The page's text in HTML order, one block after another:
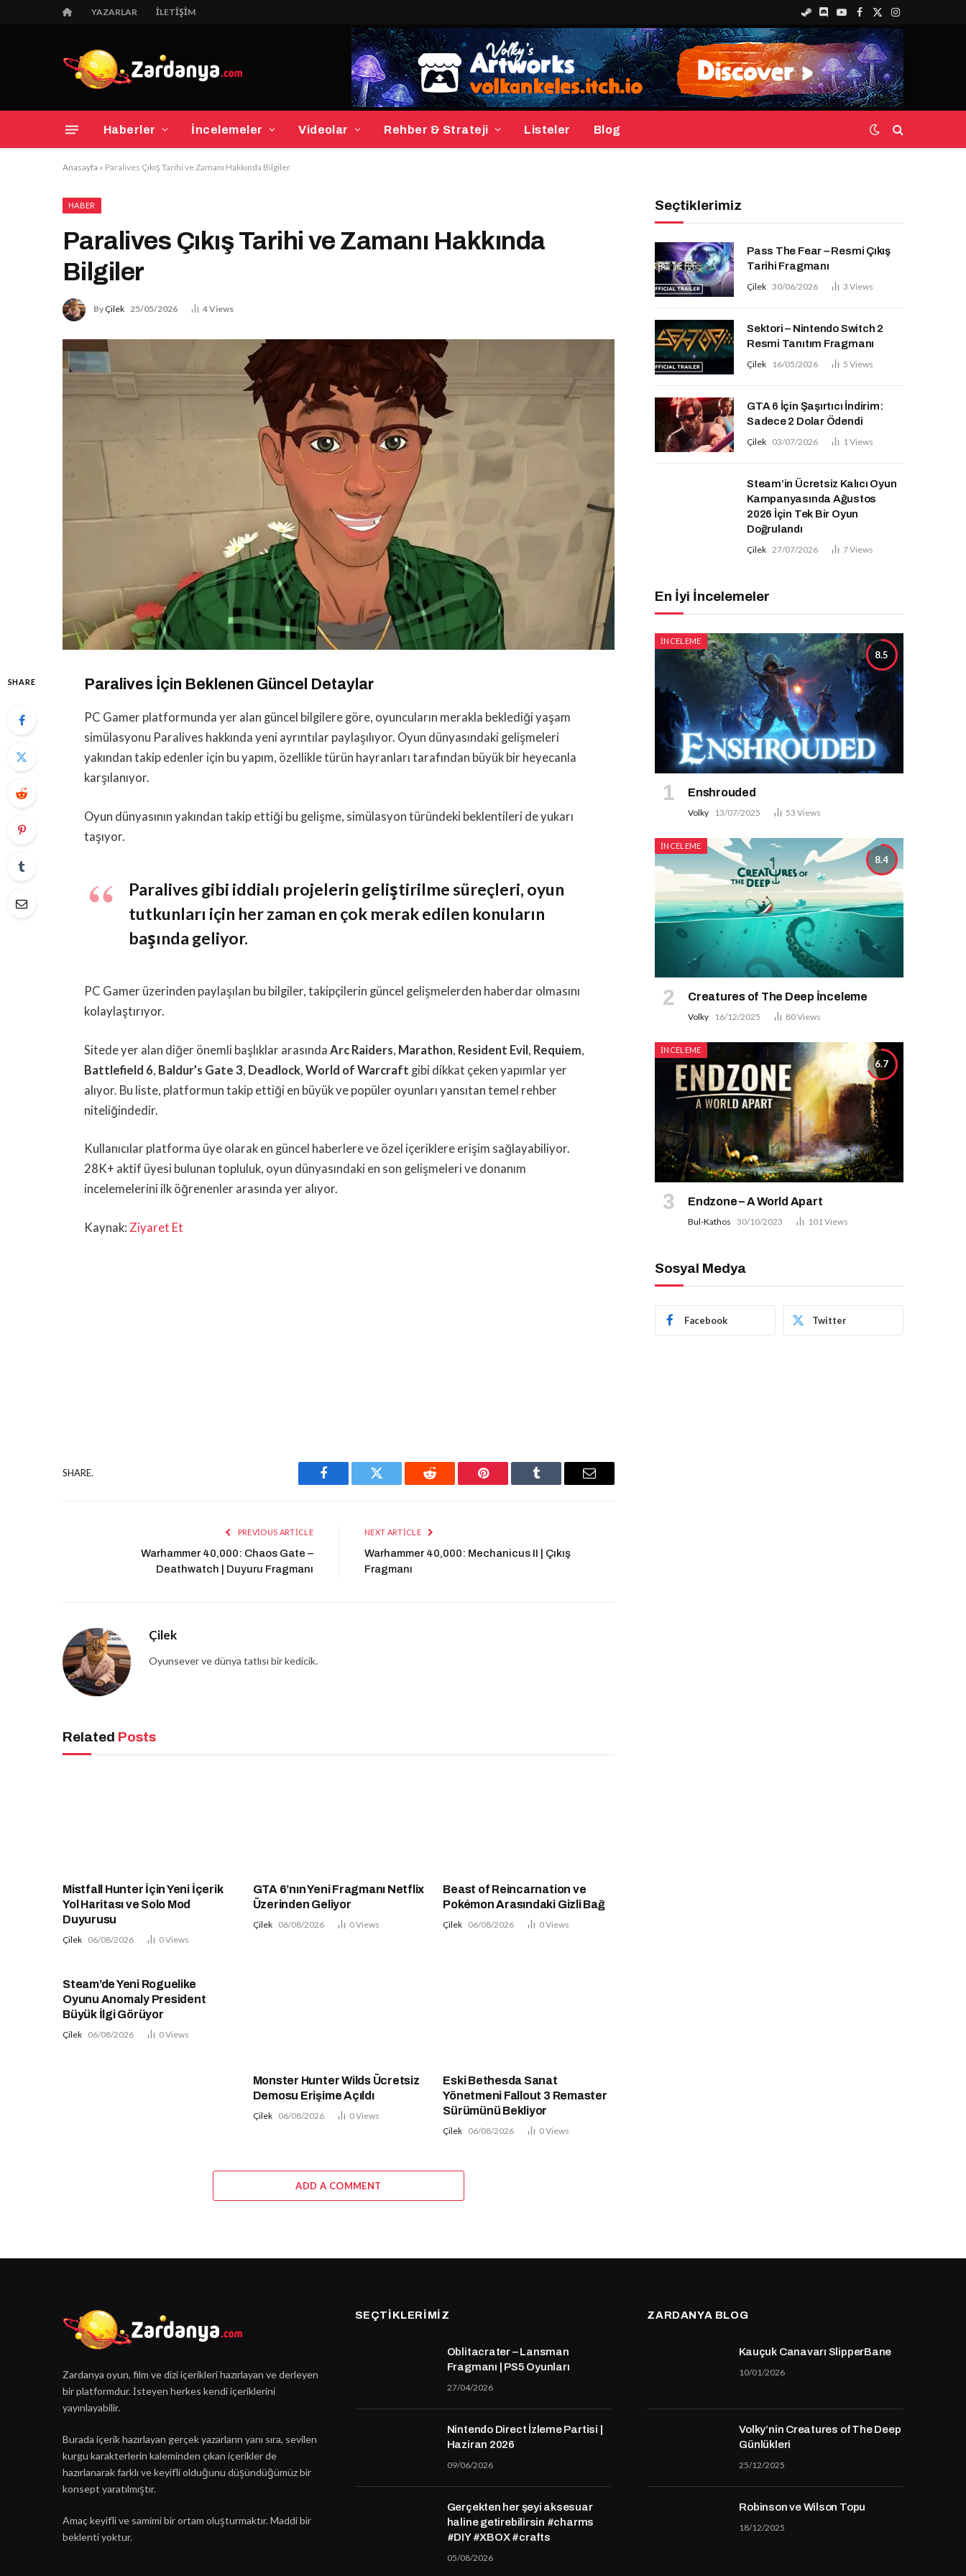
YAZARLAR İLETIŞIM
SteamDiscordYouTube
Facebook
X
(Twitter)
Instagram
Haberler İncelemeler Videolar Rehber & Strateji Listeler Blog
Anasayfa » Paralives Çıkış Tarihi ve Zamanı Hakkında Bilgiler
HABER
Paralives Çıkış Tarihi ve Zamanı Hakkında
Bilgiler
By Çilek 25/05/2026 4Views
SHARE Paralives İçin Beklenen Güncel Detaylar
PC Gamer platformunda yer alan güncel bilgilere göre, oyuncuların merakla beklediği yaşam
simülasyonu Paralives hakkında yeni ayrıntılar paylaşılıyor. Oyun dünyasındaki gelişmeleri
yakından takip edenler için bu yapım, özellikle türün hayranları tarafından büyük bir heyecanla
karşılanıyor.
Oyun dünyasının yakından takip ettiği bu gelişme, simülasyon türündeki beklentileri de yukarı
taşıyor.
Paralives gibi iddialı projelerin geliştirilme süreçleri, oyun
tutkunları için her zaman en çok merak edilen konuların
başında geliyor.
PC Gamer üzerinden paylaşılan bu bilgiler, takipçilerin güncel gelişmelerden haberdar olmasını
kolaylaştırıyor.
Sitede yer alan diğer önemli başlıklar arasındaArc Raiders, Marathon, Resident Evil, Requiem,
Battlefield 6, Baldur’s Gate 3, Deadlock,World of Warcraft gibi dikkat çeken yapımlar yer
alıyor. Bu liste, platformun takip ettiği en büyük ve popüler oyunları yansıtan temel rehber
niteliğindedir.
Kullanıcılar platforma üye olarak en güncel haberlere ve özel içeriklere erişim sağlayabiliyor.
28K+ aktif üyesi bulunan topluluk, oyun dünyasındaki en son gelişmeleri ve donanım
incelemelerini ilk öğrenenler arasında yer alıyor.
Kaynak: Ziyaret Et
SHARE.
Facebook Twitter Reddit Pinterest Tumblr Email
PREVIOUS ARTICLE
Warhammer 40,000: Chaos Gate –
Deathwatch | Duyuru Fragmanı
NEXT ARTICLE
Warhammer 40,000: Mechanicus II | Çıkış
Fragmanı
Çilek
Oyunsever ve dünya tatlısı bir kedicik.
Related Posts
Mistfall Hunter İçin Yeni İçerik
Yol Haritası ve Solo Mod
Duyurusu
Çilek 06/08/2026 0Views
GTA 6’nın Yeni Fragmanı Netflix
Üzerinden Geliyor
Çilek 06/08/2026 0Views
Beast of Reincarnation ve
Pokémon Arasındaki Gizli Bağ
Çilek 06/08/2026 0Views
Steam’de Yeni Roguelike
Oyunu Anomaly President
Büyük İlgi Görüyor
Çilek 06/08/2026 0Views
Monster Hunter Wilds Ücretsiz
Demosu Erişime Açıldı
Çilek 06/08/2026 0Views
Eski Bethesda Sanat
Yönetmeni Fallout 3 Remaster
Sürümünü Bekliyor
Çilek 06/08/2026 0Views
ADD A COMMENT
Seçtiklerimiz
Pass The Fear – Resmi Çıkış
Tarihi Fragmanı
Çilek 30/06/2026 3 Views
Sektori – Nintendo Switch 2
Resmi Tanıtım Fragmanı
Çilek 16/05/2026 5 Views
GTA 6 İçin Şaşırtıcı İndirim:
Sadece 2 Dolar Ödendi
Çilek 03/07/2026 1Views
Steam’in Ücretsiz Kalıcı Oyun
Kampanyasında Ağustos
2026 İçin Tek Bir Oyun
Doğrulandı
Çilek 27/07/2026 7Views
En İyi İncelemeler
8.5
İNCELEME
Enshrouded
Volky 13/07/2025 53 Views
8.4
İNCELEME
Creatures of The Deep İnceleme
Volky 16/12/2025 80Views
6.7
İNCELEME
Endzone – A World Apart
Bul-Kathos 30/10/2023 101 Views
Sosyal Medya
Facebook Twitter
Zardanya oyun, film ve dizi içerikleri hazırlayan ve derleyen
bir platformdur. İsteyen herkes kendi içeriklerini
yayınlayabilir.
Burada içerik hazırlayan gerçek yazarların yanı sıra, sevilen
kurgu karakterlerin kaleminden çıkan içerikler de
hazırlanarak farklı ve keyifli olduğunu düşündüğümüz bir
konsept yaratılmıştır.
Amaç keyifli ve samimi bir ortam oluşturmaktır. Maddi bir
beklenti yoktur.
SEÇTIKLERIMIZ
Oblitacrater – Lansman
Fragmanı | PS5 Oyunları
27/04/2026
Nintendo Direct İzleme Partisi |
Haziran 2026
09/06/2026
Gerçekten her şeyi aksesuar
haline getirebilirsin #charms
#DIY #XBOX #crafts
05/08/2026
ZARDANYA BLOG
Kauçuk Canavarı SlipperBane
10/01/2026
Volky’nin Creatures of The Deep
Günlükleri
25/12/2025
Robinson ve Wilson Topu
18/12/2025